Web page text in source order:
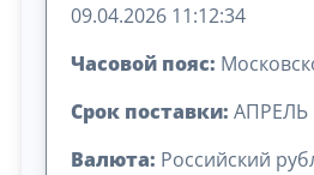
09.04.2026 11:12:34
Часовой пояс:
Срок поставки: АПРЕЛЬ
Валюта: Российский